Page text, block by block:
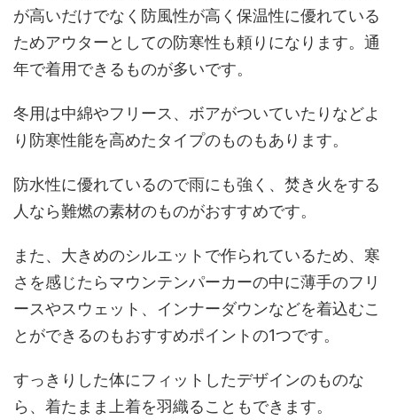
が高いだけでなく防風性が高く保温性に優れている
ためアウターとしての防寒性も頼りになります。通
年で着用できるものが多いです。
冬用は中綿やフリース、ボアがついていたりなどよ
り防寒性能を高めたタイプのものもあります。
防水性に優れているので雨にも強く、焚き火をする
人なら難燃の素材のものがおすすめです。
また、大きめのシルエットで作られているため、寒
さを感じたらマウンテンパーカーの中に薄手のフリ
ースやスウェット、インナーダウンなどを着込むこ
とができるのもおすすめポイントの1つです。
すっきりした体にフィットしたデザインのものな
ら、着たまま上着を羽織ることもできます。